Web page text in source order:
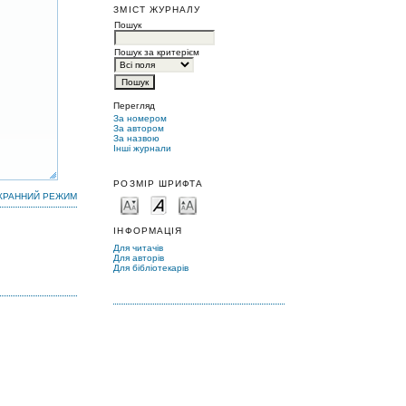
ЗМІСТ ЖУРНАЛУ
Пошук
Пошук за критерієм
Перегляд
За номером
За автором
За назвою
Інші журнали
РОЗМІР ШРИФТА
ІНФОРМАЦІЯ
Для читачів
Для авторів
Для бібліотекарів
РЕЖИМ